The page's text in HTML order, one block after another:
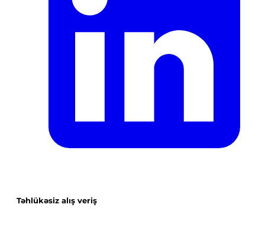
Təhlükəsiz alış veriş